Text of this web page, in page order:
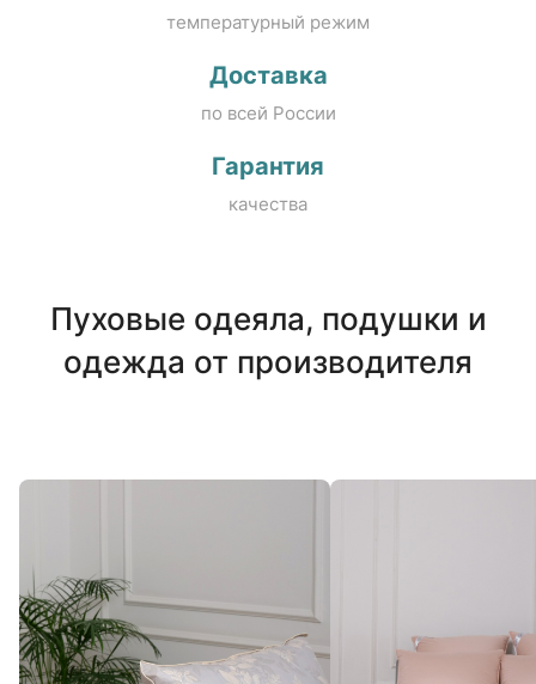
температурный режим
Доставка
по всей России
Гарантия
качества
Пуховые одеяла, подушки и
одежда от производителя